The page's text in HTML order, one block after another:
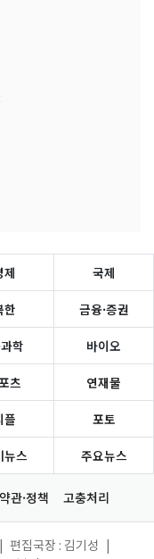
제 국제
한 금융·증권
학 바이오
츠 연재물
플 포토
뉴스 주요뉴스
관·정책 고충처리
편집국장 : 김기성